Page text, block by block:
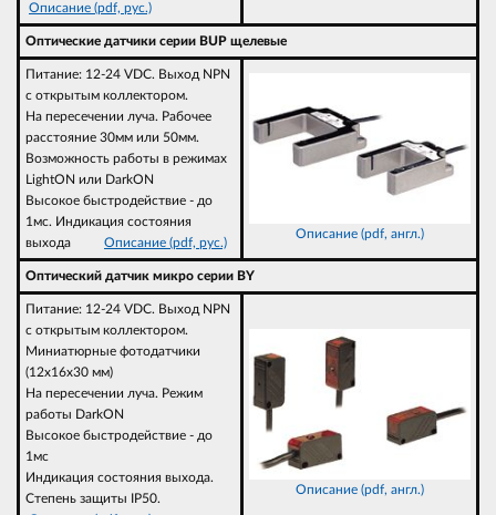
Описание (pdf, рус.)
Оптические датчики серии BUP щелевые
Питание: 12-24 VDC. Выход NPN
с открытым коллектором.
На пересечении луча. Рабочее
расстояние 30мм или 50мм.
Возможность работы в режимах
LightON или DarkON
Высокое быстродействие - до
1мс. Индикация состояния
выхода Описание (pdf, рус.)
Описание (pdf, англ.)
Оптический датчик микро серии BY
Питание: 12-24 VDC. Выход NPN
с открытым коллектором.
Миниатюрные фотодатчики
(12х16х30 мм)
На пересечении луча. Режим
работы DarkON
Высокое быстродействие - до
1мс
Индикация состояния выхода.
Степень защиты IP50.
Описание (pdf, англ.)